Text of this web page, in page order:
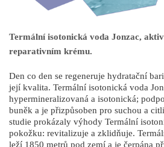
Termální isotonická voda Jonzac,
reparativním krému.
Den co den se regeneruje hydratační
její kvalita. Termální isotonická voda
hypermineralizovaná a isotonická;
buněk a je přizpůsoben pro suchou a
studie prokázaly výhody Termální
pokožku: revitalizuje a zklidňuje.
leží 1850 metrů pod zemí a je čerpána